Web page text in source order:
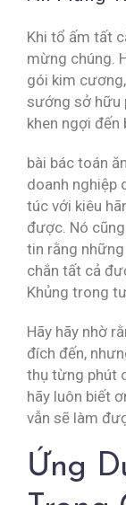
Khi tổ ấm tất
mừng chúng.
gói kim
sướng sở hữu
khen ngợi đến
bài bác toán
doanh nghiệp
túc với kiêu
được. Nó
tin rằng
chắn tất cả
Khủng trong
Hãy hãy nhờ
đích đến,
thụ từng phút
hãy luôn biết
vẫn sẽ làm
Ứng